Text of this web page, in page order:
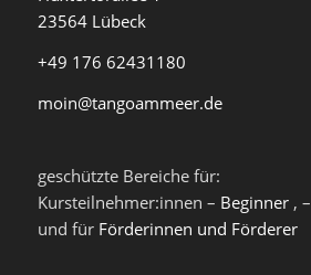
23564 Lübeck
+49 176 62431180
moin@tangoammeer.de
geschützte Bereiche für:
Kursteilnehmer:innen – Beginner, –
und für Förderinnen und Förderer